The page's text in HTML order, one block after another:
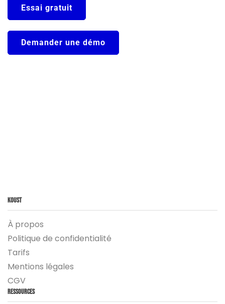
Essai gratuit
Demander une démo
Koust
À propos
Politique de confidentialité
Tarifs
Mentions légales
CGV
Ressources